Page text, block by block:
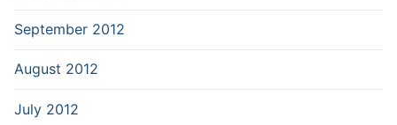
September 2012
August 2012
July 2012